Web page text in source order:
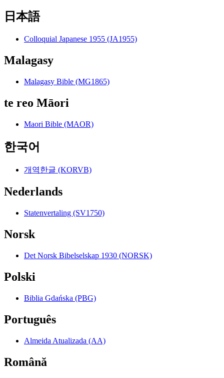
日本語
Colloquial Japanese 1955 (JA1955)
Malagasy
Malagasy Bible (MG1865)
te reo Māori
Maori Bible (MAOR)
한국어
개역한글 (KORVB)
Nederlands
Statenvertaling (SV1750)
Norsk
Det Norsk Bibelselskap 1930 (NORSK)
Polski
Biblia Gdańska (PBG)
Português
Almeida Atualizada (AA)
Română